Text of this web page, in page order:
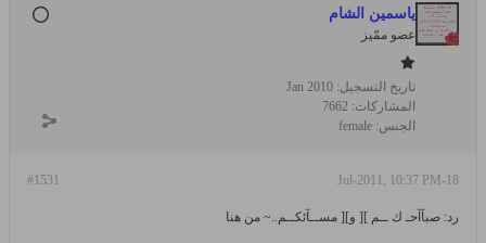
ياسمين الشام
عضو ممّيز
تاريخ التسجيل: Jan 2010
المشاركات: 7662
الجنس: female
#1531 18-Jul-2011, 10:37 PM
رد: صبآآحـ ك ــم ][ و][ مســآئكــم..~ من هنا